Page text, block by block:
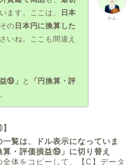
かん
ます。ここは、
日本
の 日本円に換算した
いね。ここも間違え
⑲」 と
「円換算・評
覧は、ドル表示になっていま
算・評価損益⑲」に切り替え
体をコピーして、【C】データ